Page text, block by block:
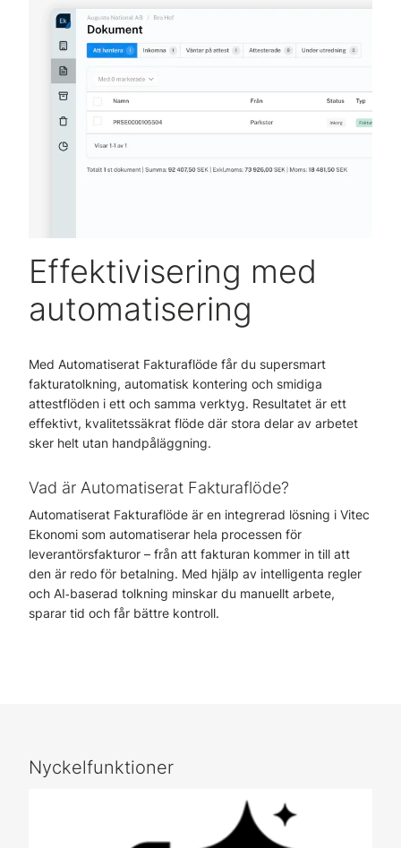
Effektivisering med
automatisering
Med Automatiserat Fakturaflöde får du supersmart
fakturatolkning, automatisk kontering och smidiga
attestflöden i ett och samma verktyg. Resultatet är ett
effektivt, kvalitetssäkrat flöde där stora delar av arbetet
sker helt utan handpåläggning.
Vad är Automatiserat Fakturaflöde?
Automatiserat Fakturaflöde är en integrerad lösning i Vitec
Ekonomi som automatiserar hela processen för
leverantörsfakturor – från att fakturan kommer in till att
den är redo för betalning. Med hjälp av intelligenta regler
och AI‑baserad tolkning minskar du manuellt arbete,
sparar tid och får bättre kontroll.
Nyckelfunktioner